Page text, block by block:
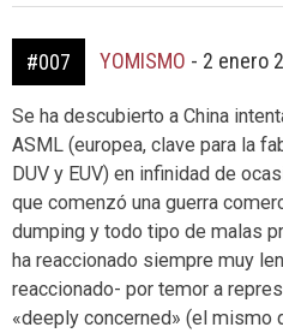
#007 YOMISMO - 2 enero
Se ha descubierto a China
ASML (europea, clave para la
DUV y EUV) en infinidad de
que comenzó una guerra
dumping y todo tipo de malas
ha reaccionado siempre muy
reaccionado- por temor a
«deeply concerned» (el mismo